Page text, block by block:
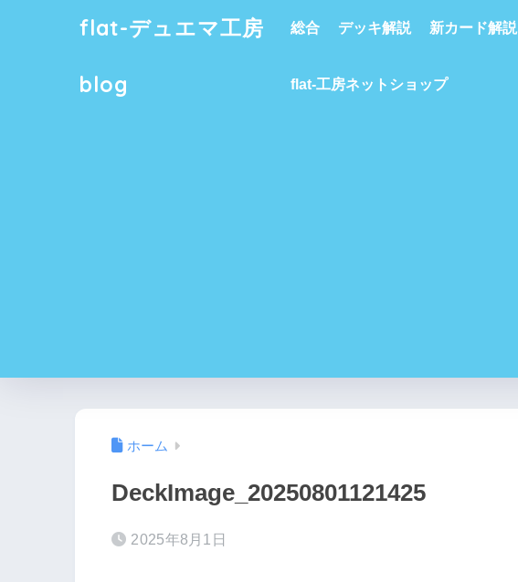
flat-デュエマ工房
blog
総合 デッキ解説 新カード解説
flat-工房ネットショップ
ホーム
DeckImage_20250801121425
2025年8月1日